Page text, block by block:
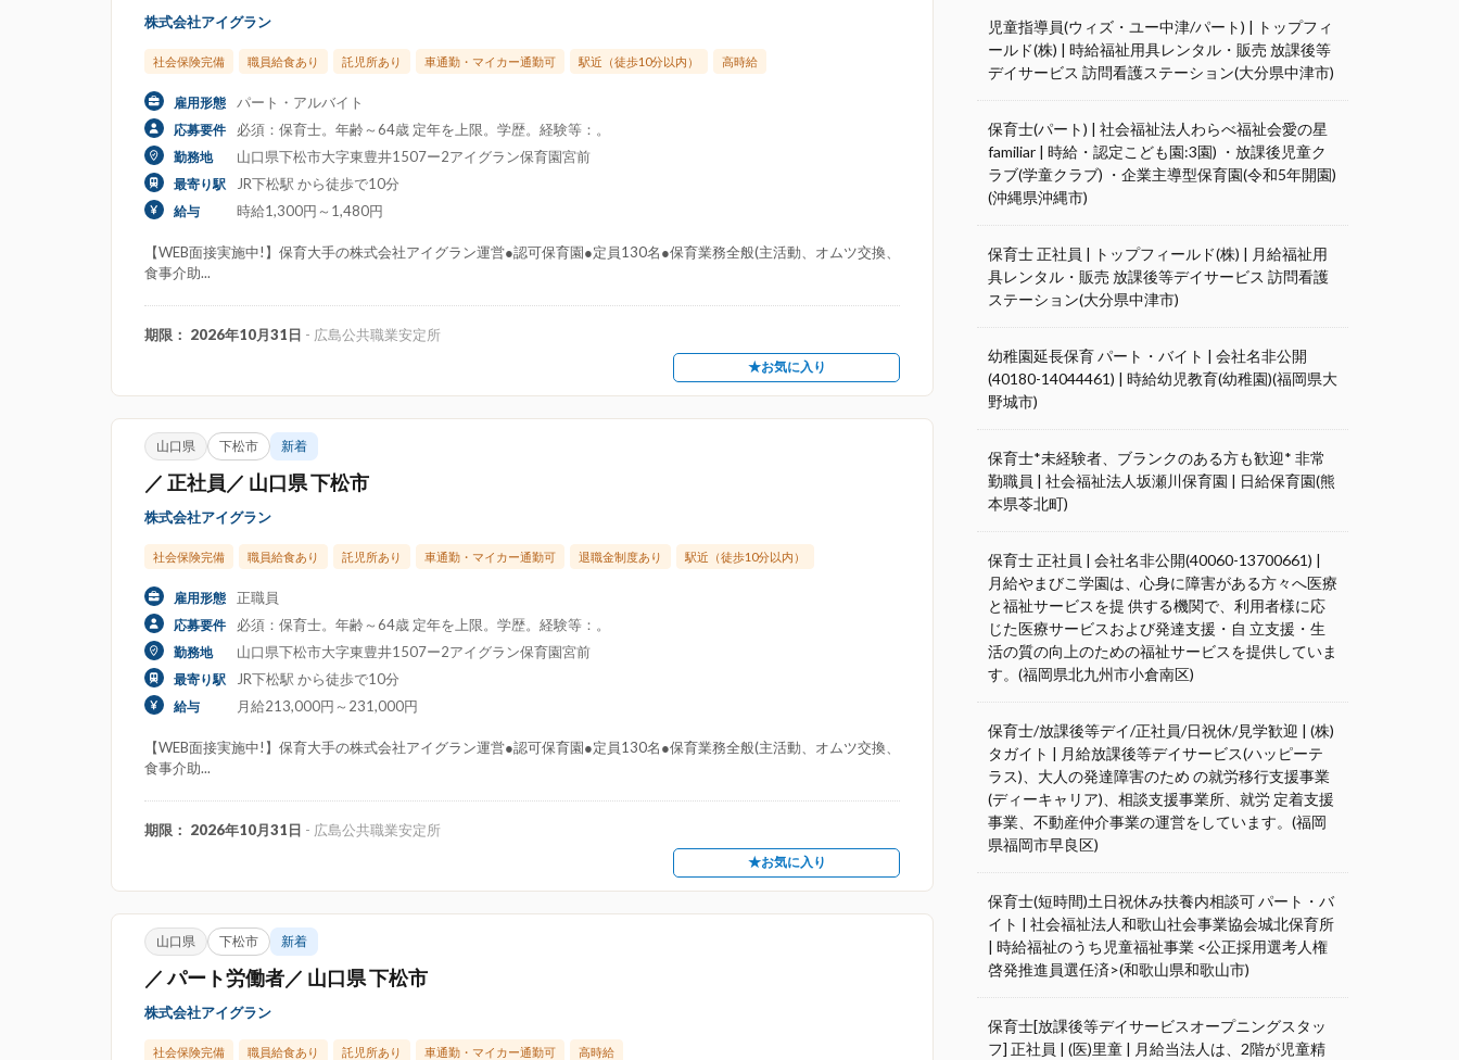
株式会社アイグラン
社会保険完備 職員給食あり 託児所あり 車通勤・マイカー通勤可 駅近（徒歩10分以内） 高時給
雇用形態 パート・アルバイト
応募要件 必須：保育士。年齢～64歳 定年を上限。学歴。経験等：。
勤務地 山口県下松市大字東豊井1507ー2アイグラン保育園宮前
最寄り駅 JR下松駅 から徒歩で10分
給与 時給1,300円～1,480円
【WEB面接実施中!】保育大手の株式会社アイグラン運営●認可保育園●定員130名●保育業務全般(主活動、オムツ交換、
食事介助...
期限： 2026年10月31日 - 広島公共職業安定所
★お気に入り
山口県 下松市 新着
／ 正社員／ 山口県 下松市
株式会社アイグラン
社会保険完備 職員給食あり 託児所あり 車通勤・マイカー通勤可 退職金制度あり 駅近（徒歩10分以内）
雇用形態 正職員
応募要件 必須：保育士。年齢～64歳 定年を上限。学歴。経験等：。
勤務地 山口県下松市大字東豊井1507ー2アイグラン保育園宮前
最寄り駅 JR下松駅 から徒歩で10分
給与 月給213,000円～231,000円
【WEB面接実施中!】保育大手の株式会社アイグラン運営●認可保育園●定員130名●保育業務全般(主活動、オムツ交換、
食事介助...
期限： 2026年10月31日 - 広島公共職業安定所
★お気に入り
山口県 下松市 新着
／ パート労働者／ 山口県 下松市
株式会社アイグラン
社会保険完備 職員給食あり 託児所あり 車通勤・マイカー通勤可 高時給
児童指導員(ウィズ・ユー中津/パート) | トップフィ
ールド(株) | 時給福祉用具レンタル・販売 放課後等
デイサービス 訪問看護ステーション(大分県中津市)
保育士(パート) | 社会福祉法人わらべ福祉会愛の星
familiar | 時給・認定こども園:3園) ・放課後児童ク
ラブ(学童クラブ) ・企業主導型保育園(令和5年開園)
(沖縄県沖縄市)
保育士 正社員 | トップフィールド(株) | 月給福祉用
具レンタル・販売 放課後等デイサービス 訪問看護
ステーション(大分県中津市)
幼稚園延長保育 パート・バイト | 会社名非公開
(40180-14044461) | 時給幼児教育(幼稚園)(福岡県大
野城市)
保育士*未経験者、ブランクのある方も歓迎* 非常
勤職員 | 社会福祉法人坂瀬川保育園 | 日給保育園(熊
本県苓北町)
保育士 正社員 | 会社名非公開(40060-13700661) |
月給やまびこ学園は、心身に障害がある方々へ医療
と福祉サービスを提 供する機関で、利用者様に応
じた医療サービスおよび発達支援・自 立支援・生
活の質の向上のための福祉サービスを提供していま
す。(福岡県北九州市小倉南区)
保育士/放課後等デイ/正社員/日祝休/見学歓迎 | (株)
タガイト | 月給放課後等デイサービス(ハッピーテ
ラス)、大人の発達障害のため の就労移行支援事業
(ディーキャリア)、相談支援事業所、就労 定着支援
事業、不動産仲介事業の運営をしています。(福岡
県福岡市早良区)
保育士(短時間)土日祝休み扶養内相談可 パート・バ
イト | 社会福祉法人和歌山社会事業協会城北保育所
| 時給福祉のうち児童福祉事業 <公正採用選考人権
啓発推進員選任済>(和歌山県和歌山市)
保育士[放課後等デイサービスオープニングスタッ
フ] 正社員 | (医)里童 | 月給当法人は、2階が児童精